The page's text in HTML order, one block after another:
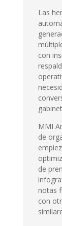
Las
con
MMI
de
de
notas
con